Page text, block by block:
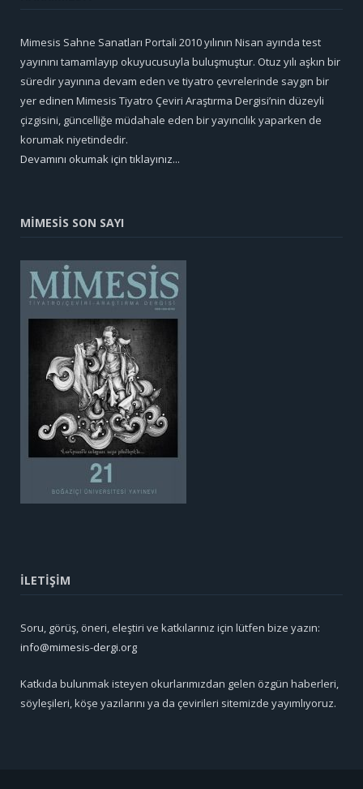
Mimesis Sahne Sanatları Portali 2010 yılının Nisan ayında test
yayınını tamamlayıp okuyucusuyla buluşmuştur. Otuz yılı aşkın bir
süredir yayınına devam eden ve tiyatro çevrelerinde saygın bir
yer edinen Mimesis Tiyatro Çeviri Araştırma Dergisi’nin düzeyli
çizgisini, güncelliğe müdahale eden bir yayıncılık yaparken de
korumak niyetindedir.
Devamını okumak için tıklayınız...
MİMESİS SON SAYI
İLETİŞİM
Soru, görüş, öneri, eleştiri ve katkılarınız için lütfen bize yazın:
info@mimesis-dergi.org
Katkıda bulunmak isteyen okurlarımızdan gelen özgün haberleri,
söyleşileri, köşe yazılarını ya da çevirileri sitemizde yayımlıyoruz.